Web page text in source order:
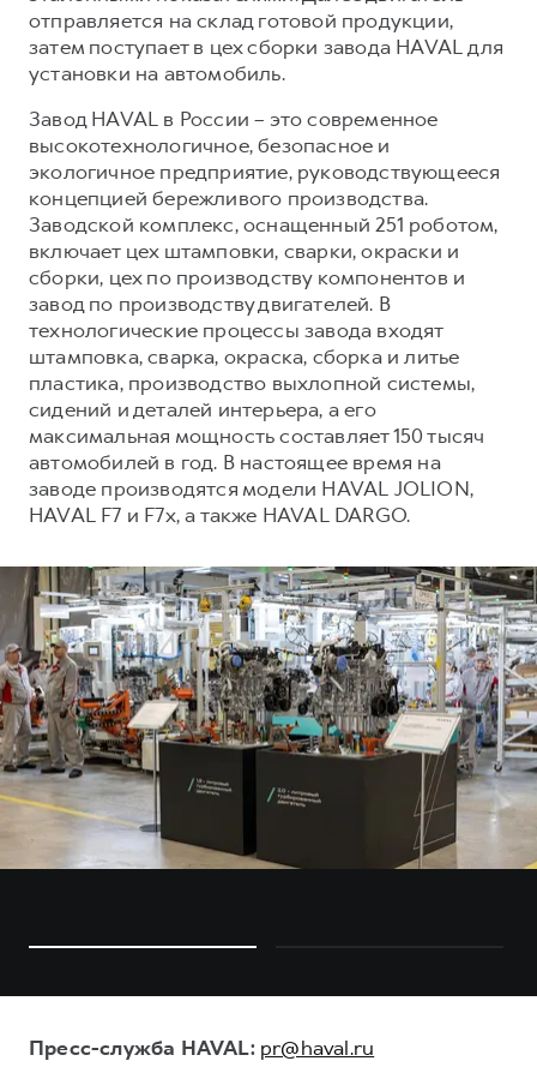
отправляется на склад готовой продукции,
затем поступает в цех сборки завода HAVAL для
установки на автомобиль.
Завод HAVAL в России – это современное
высокотехнологичное, безопасное и
экологичное предприятие, руководствующееся
концепцией бережливого производства.
Заводской комплекс, оснащенный 251 роботом,
включает цех штамповки, сварки, окраски и
сборки, цех по производству компонентов и
завод по производству двигателей. В
технологические процессы завода входят
штамповка, сварка, окраска, сборка и литье
пластика, производство выхлопной системы,
сидений и деталей интерьера, а его
максимальная мощность составляет 150 тысяч
автомобилей в год. В настоящее время на
заводе производятся модели HAVAL JOLION,
HAVAL F7 и F7x, а также HAVAL DARGO.
Пресс-служба HAVAL: pr@haval.ru